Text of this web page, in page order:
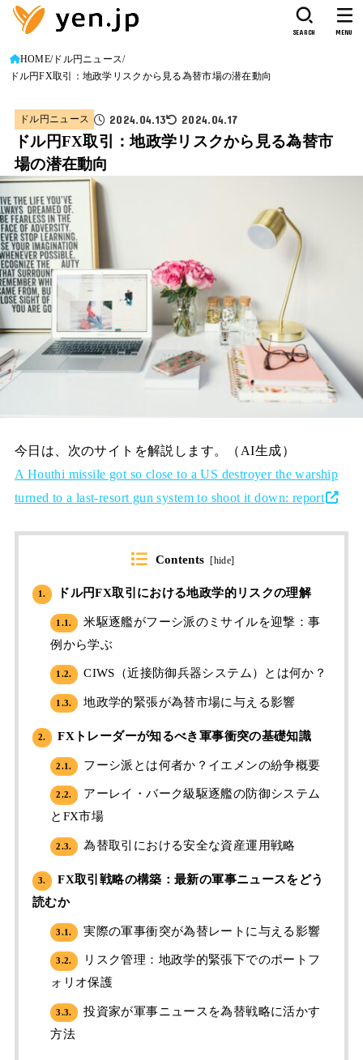
SEARCH MENU
HOME ドル円ニュース
ドル円FX取引：地政学リスクから見る為替市場の潜在動向
ドル円ニュース 2024.04.13 2024.04.17
ドル円FX取引：地政学リスクから見る為替市
場の潜在動向
今日は、次のサイトを解説します。（AI生成）
A Houthi missile got so close to a US destroyer the warship
turned to a last-resort gun system to shoot it down: report
Contents [hide]
1. ドル円FX取引における地政学的リスクの理解
1.1.
米駆逐艦がフーシ派のミサイルを迎撃：事
例から学ぶ
1.2. CIWS（近接防御兵器システム）とは何か？
1.3. 地政学的緊張が為替市場に与える影響
2. FXトレーダーが知るべき軍事衝突の基礎知識
2.1. フーシ派とは何者か？イエメンの紛争概要
2.2.
アーレイ・バーク級駆逐艦の防御システム
とFX市場
2.3. 為替取引における安全な資産運用戦略
3.
FX取引戦略の構築：最新の軍事ニュースをどう
読むか
3.1. 実際の軍事衝突が為替レートに与える影響
3.2.
リスク管理：地政学的緊張下でのポートフ
ォリオ保護
3.3.
投資家が軍事ニュースを為替戦略に活かす
方法